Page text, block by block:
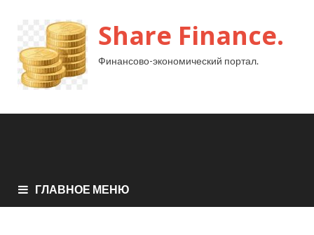
Share Finance.
Финансово-экономический портал.
ГЛАВНОЕ МЕНЮ